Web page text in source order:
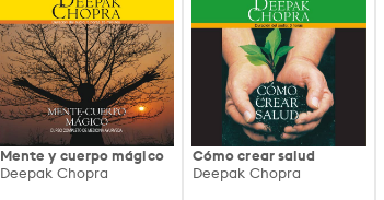
Mente y cuerpo mágico
Deepak Chopra
Cómo crear salud
Deepak Chopra